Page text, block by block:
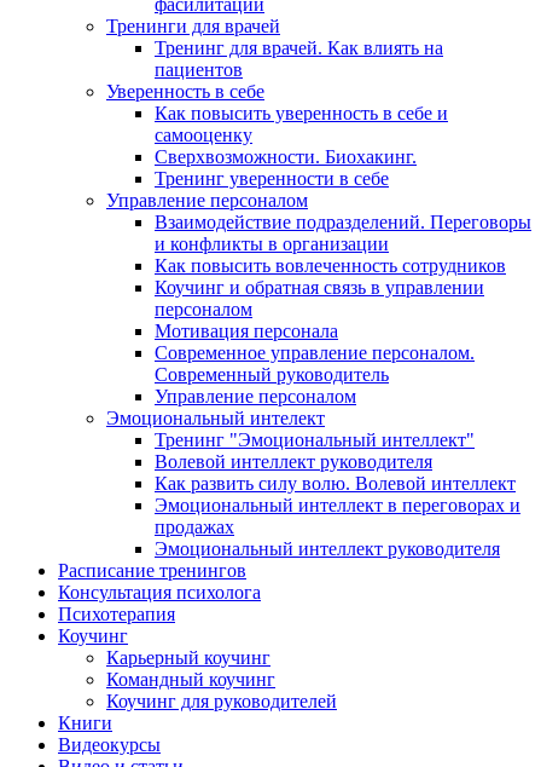
фасилитации
Тренинги для врачей
Тренинг для врачей. Как влиять на
пациентов
Уверенность в себе
Как повысить уверенность в себе и
самооценку
Сверхвозможности. Биохакинг.
Тренинг уверенности в себе
Управление персоналом
Взаимодействие подразделений. Переговоры
и конфликты в организации
Как повысить вовлеченность сотрудников
Коучинг и обратная связь в управлении
персоналом
Мотивация персонала
Современное управление персоналом.
Современный руководитель
Управление персоналом
Эмоциональный интелект
Тренинг "Эмоциональный интеллект"
Волевой интеллект руководителя
Как развить силу волю. Волевой интеллект
Эмоциональный интеллект в переговорах и
продажах
Эмоциональный интеллект руководителя
Расписание тренингов
Консультация психолога
Психотерапия
Коучинг
Карьерный коучинг
Командный коучинг
Коучинг для руководителей
Книги
Видеокурсы